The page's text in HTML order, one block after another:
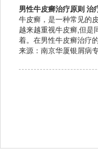
男性牛皮癣治疗原则 治
牛皮癣，是一种常见的
越来越重视牛皮癣,但是
着。在男性牛皮癣治疗
来源：南京华厦银屑病